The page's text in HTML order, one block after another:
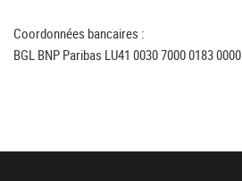
Coordonnées bancaires :
BGL BNP Paribas LU41 0030 7000 0183 0000